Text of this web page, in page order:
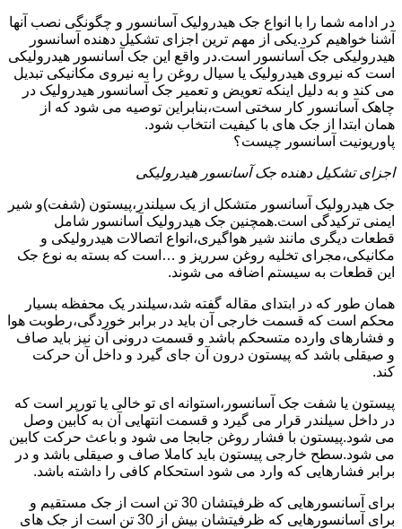
در ادامه شما را با انواع جک هیدرولیک آسانسور و چگونگی نصب آنها
آشنا خواهیم کرد.یکی از مهم ترین اجزای تشکیل دهنده آسانسور
هیدرولیکی جک آسانسور است.در واقع این جک آسانسور هیدرولیکی
است که نیروی هیدرولیک یا سیال روغن را به نیروی مکانیکی تبدیل
می کند و به دلیل اینکه تعویض و تعمیر جک آسانسور هیدرولیک در
چاهک آسانسور کار سختی است،بنابراین توصیه می شود که از
همان ابتدا از جک های با کیفیت انتخاب شود.
پاوریونیت آسانسور چیست؟
اجزای تشکیل دهنده جک آسانسور هیدرولیکی
جک هیدرولیک آسانسور متشکل از یک سیلندر،پیستون (شفت)و شیر
ایمنی ترکیدگی است.همچنین جک هیدرولیک آسانسور شامل
قطعات دیگری مانند شیر هواگیری،انواع اتصالات هیدرولیکی و
مکانیکی،مجرای تخلیه روغن سرریز و …است که بسته به نوع جک
این قطعات به سیستم اضافه می شوند.
همان طور که در ابتدای مقاله گفته شد،سیلندر یک محفظه بسیار
محکم است که قسمت خارجی آن باید در برابر خوردگی،رطوبت هوا
و فشارهای وارده متسحکم باشد و قسمت درونی آن نیز باید صاف
و صیقلی باشد که پیستون درون آن جای گیرد و داخل آن حرکت
کند.
پیستون یا شفت جک آسانسور،استوانه ای تو خالی یا تورپر است که
در داخل سیلندر قرار می گیرد و قسمت انتهایی آن به کابین وصل
می شود.پیستون با فشار روغن جابجا می شود و باعث حرکت کابین
می شود.سطح خارجی پیستون باید کاملا صاف و صیقلی باشد و در
برابر فشارهایی که وارد می شود استحکام کافی را داشته باشد.
برای آسانسورهایی که ظرفیتشان 30 تن است از جک مستقیم و
برای آسانسورهایی که ظرفیتشان بیش از 30 تن است از جک های